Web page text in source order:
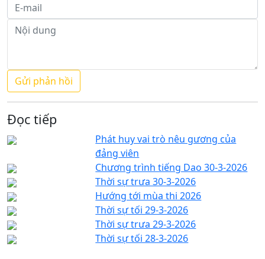
Đọc tiếp
Phát huy vai trò nêu gương của
đảng viên
Chương trình tiếng Dao 30-3-2026
Thời sự trưa 30-3-2026
Hướng tới mùa thi 2026
Thời sự tối 29-3-2026
Thời sự trưa 29-3-2026
Thời sự tối 28-3-2026